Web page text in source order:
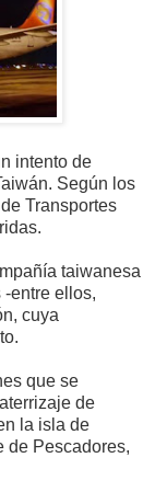
intento de
Según los
Transportes
taiwanesa
entre ellos,
cuya
que se
de
la isla de
de Pescadores,